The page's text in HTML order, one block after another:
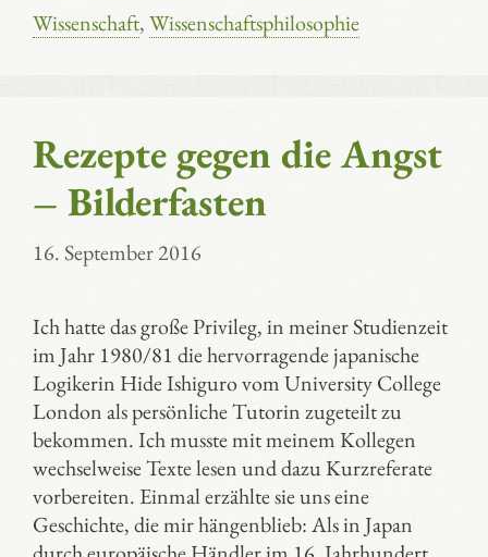
Wissenschaft,Wissenschaftsphilosophie
Rezepte gegen die Angst
– Bilderfasten
16. September 2016
Ich hatte das große Privileg, in meiner Studienzeit
im Jahr 1980/81 die hervorragende japanische
Logikerin Hide Ishiguro vom University College
London als persönliche Tutorin zugeteilt zu
bekommen. Ich musste mit meinem Kollegen
wechselweise Texte lesen und dazu Kurzreferate
vorbereiten. Einmal erzählte sie uns eine
Geschichte, die mir hängenblieb: Als in Japan